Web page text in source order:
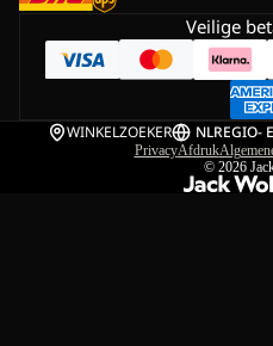
Veilige
WINKELZOEKER NLREGIO-
PrivacyAfdruk
© 2026